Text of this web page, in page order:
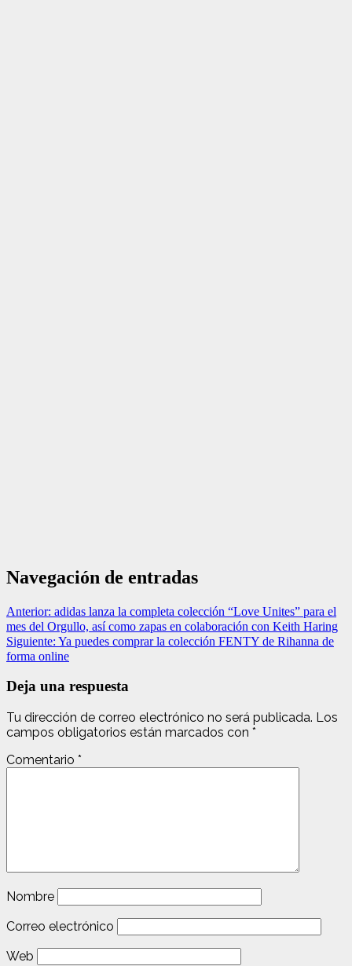
Navegación de entradas
Anterior: adidas lanza la completa colección “Love Unites” para el
mes del Orgullo, así como zapas en colaboración con Keith Haring
Siguiente: Ya puedes comprar la colección FENTY de Rihanna de
forma online
Deja una respuesta
Tu dirección de correo electrónico no será publicada. Los
campos obligatorios están marcados con *
Comentario *
Nombre
Correo electrónico
Web